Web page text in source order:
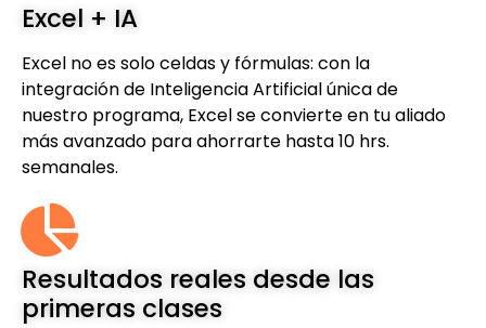
Excel + IA
Excel no es solo celdas y fórmulas: con la
integración de Inteligencia Artificial única de
nuestro programa, Excel se convierte en tu aliado
más avanzado para ahorrarte hasta 10 hrs.
semanales.
Resultados reales desde las
primeras clases